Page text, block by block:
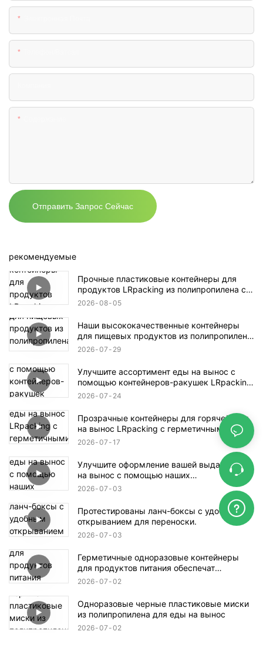
Отправить Запрос Сейчас
рекомендуемые
Прочные пластиковые контейнеры для
продуктов LRpacking из полипропилена с
крышками
2026 08 05
Наши высококачественные контейнеры
для пищевых продуктов из полипропилена,
изготовленные методом литья под
2026 07 29
Улучшите ассортимент еды на вынос с
помощью контейнеров-ракушек LRpacking
с 1, 2 и 3 отделениями.
2026 07 24
Прозрачные контейнеры для горячей еды
на вынос LRpacking с герметичными
крышками, защищающими от протекания.
2026 07 17
Улучшите оформление вашей выдачи еды
на вынос с помощью наших
высококачественных контейнеров-
2026 07 03
Протестированы ланч-боксы с удобным
открыванием для переноски.
2026 07 03
Герметичные одноразовые контейнеры
для продуктов питания обеспечат
сохранность ваших продуктов.
2026 07 02
Одноразовые черные пластиковые миски
из полипропилена для еды на вынос
2026 07 02